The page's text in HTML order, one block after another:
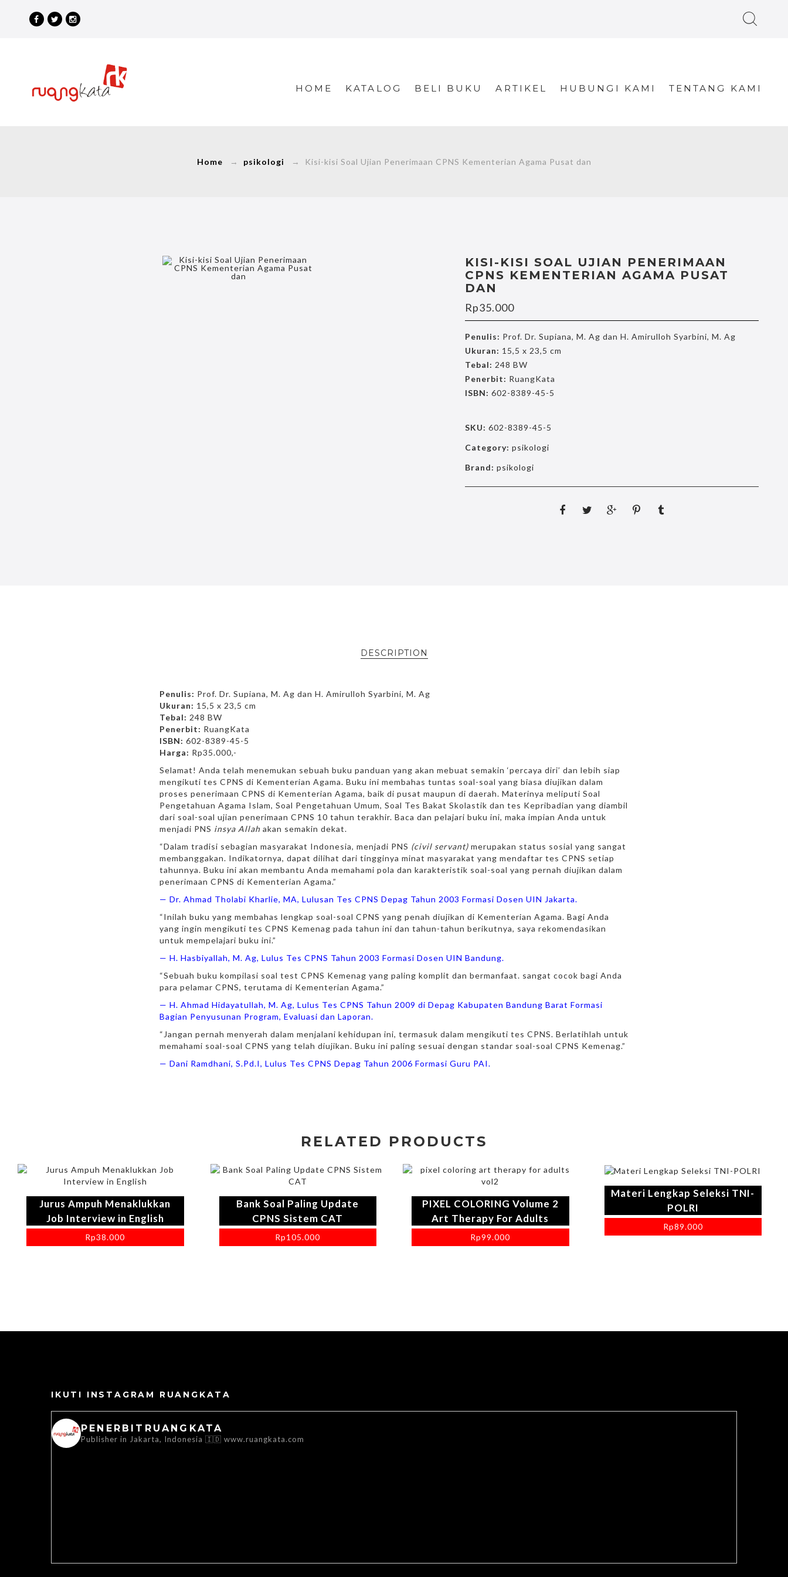
HOME KATALOG BELI BUKU ARTIKEL HUBUNGI KAMI TENTANG KAMI
Home → psikologi → Kisi-kisi Soal Ujian Penerimaan CPNS Kementerian Agama Pusat dan
KISI-KISI SOAL UJIAN PENERIMAAN
CPNS KEMENTERIAN AGAMA PUSAT
DAN
Rp35.000
Penulis: Prof. Dr. Supiana, M. Ag dan H. Amirulloh Syarbini, M. Ag
Ukuran: 15,5 x 23,5 cm
Tebal: 248 BW
Penerbit: RuangKata
ISBN: 602-8389-45-5
SKU:602-8389-45-5
Category:psikologi
Brand:psikologi
DESCRIPTION
Penulis: Prof. Dr. Supiana, M. Ag dan H. Amirulloh Syarbini, M. Ag
Ukuran: 15,5 x 23,5 cm
Tebal: 248 BW
Penerbit: RuangKata
ISBN: 602-8389-45-5
Harga: Rp35.000,-
Selamat! Anda telah menemukan sebuah buku panduan yang akan mebuat semakin ‘percaya diri’ dan lebih siap
mengikuti tes CPNS di Kementerian Agama. Buku ini membahas tuntas soal-soal yang biasa diujikan dalam
proses penerimaan CPNS di Kementerian Agama, baik di pusat maupun di daerah. Materinya meliputi Soal
Pengetahuan Agama Islam, Soal Pengetahuan Umum, Soal Tes Bakat Skolastik dan tes Kepribadian yang diambil
dari soal-soal ujian penerimaan CPNS 10 tahun terakhir. Baca dan pelajari buku ini, maka impian Anda untuk
menjadi PNS insya Allah akan semakin dekat.
“Dalam tradisi sebagian masyarakat Indonesia, menjadi PNS (civil servant) merupakan status sosial yang sangat
membanggakan. Indikatornya, dapat dilihat dari tingginya minat masyarakat yang mendaftar tes CPNS setiap
tahunnya. Buku ini akan membantu Anda memahami pola dan karakteristik soal-soal yang pernah diujikan dalam
penerimaan CPNS di Kementerian Agama.”
— Dr. Ahmad Tholabi Kharlie, MA, Lulusan Tes CPNS Depag Tahun 2003 Formasi Dosen UIN Jakarta.
“Inilah buku yang membahas lengkap soal-soal CPNS yang penah diujikan di Kementerian Agama. Bagi Anda
yang ingin mengikuti tes CPNS Kemenag pada tahun ini dan tahun-tahun berikutnya, saya rekomendasikan
untuk mempelajari buku ini.”
— H. Hasbiyallah, M. Ag, Lulus Tes CPNS Tahun 2003 Formasi Dosen UIN Bandung.
“Sebuah buku kompilasi soal test CPNS Kemenag yang paling komplit dan bermanfaat. sangat cocok bagi Anda
para pelamar CPNS, terutama di Kementerian Agama.”
— H. Ahmad Hidayatullah, M. Ag, Lulus Tes CPNS Tahun 2009 di Depag Kabupaten Bandung Barat Formasi
Bagian Penyusunan Program, Evaluasi dan Laporan.
“Jangan pernah menyerah dalam menjalani kehidupan ini, termasuk dalam mengikuti tes CPNS. Berlatihlah untuk
memahami soal-soal CPNS yang telah diujikan. Buku ini paling sesuai dengan standar soal-soal CPNS Kemenag.”
— Dani Ramdhani, S.Pd.I, Lulus Tes CPNS Depag Tahun 2006 Formasi Guru PAI.
RELATED PRODUCTS
Jurus Ampuh Menaklukkan
Job Interview in English
Rp38.000
Bank Soal Paling Update
CPNS Sistem CAT
Rp105.000
PIXEL COLORING Volume 2
Art Therapy For Adults
Rp99.000
Materi Lengkap Seleksi TNI-
POLRI
Rp89.000
IKUTI INSTAGRAM RUANGKATA
PENERBITRUANGKATA
Publisher in Jakarta, Indonesia 🇮🇩 www.ruangkata.com